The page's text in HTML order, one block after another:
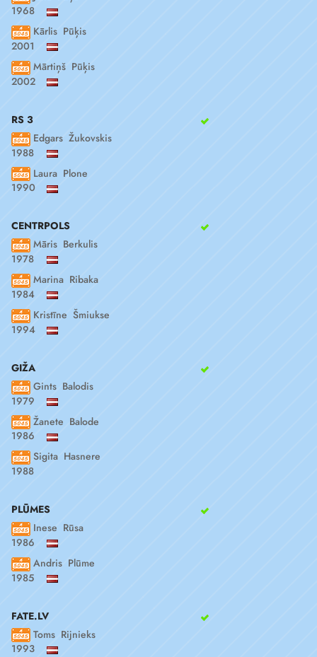
1968
Kārlis Pūķis
2001
Mārtiņš Pūķis
2002
RS 3
Edgars Žukovskis
1988
Laura Plone
1990
CENTRPOLS
Māris Berkulis
1978
Marina Ribaka
1984
Kristīne Šmiukse
1994
GIŽA
Gints Balodis
1979
Žanete Balode
1986
Sigita Hasnere
1988
PLŪMES
Inese Rūsa
1986
Andris Plūme
1985
FATE.LV
Toms Rijnieks
1993